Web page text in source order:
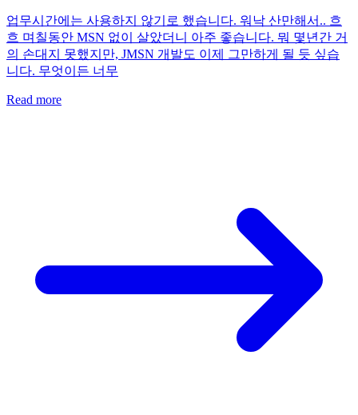
업무시간에는 사용하지 않기로 했습니다. 워낙 산만해서.. 흐
흐 며칠동안 MSN 없이 살았더니 아주 좋습니다. 뭐 몇년간 거
의 손대지 못했지만, JMSN 개발도 이제 그만하게 될 듯 싶습
니다. 무엇이든 너무
Read more